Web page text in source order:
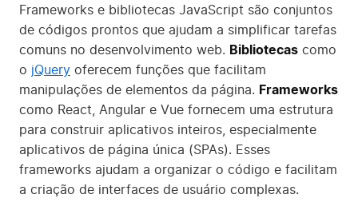
Frameworks e bibliotecas JavaScript são conjuntos
de códigos prontos que ajudam a simplificar tarefas
comuns no desenvolvimento web. Bibliotecas como
o jQuery oferecem funções que facilitam
manipulações de elementos da página. Frameworks
como React, Angular e Vue fornecem uma estrutura
para construir aplicativos inteiros, especialmente
aplicativos de página única (SPAs). Esses
frameworks ajudam a organizar o código e facilitam
a criação de interfaces de usuário complexas.